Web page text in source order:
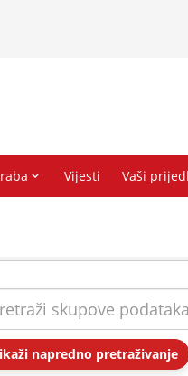
napredno pretraživanje